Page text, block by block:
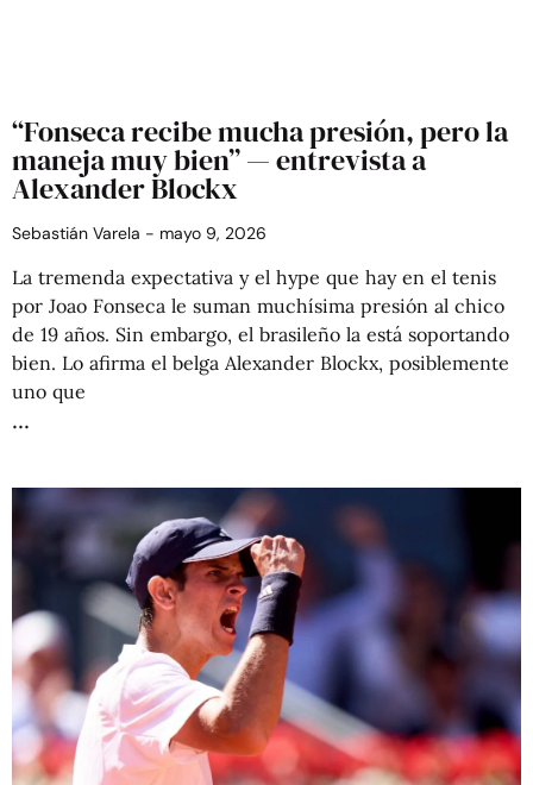
“Fonseca recibe mucha presión, pero la
maneja muy bien” — entrevista a
Alexander Blockx
Sebastián Varela mayo 9, 2026
La tremenda expectativa y el hype que hay en el tenis
por Joao Fonseca le suman muchísima presión al chico
de 19 años. Sin embargo, el brasileño la está soportando
bien. Lo afirma el belga Alexander Blockx, posiblemente
uno que